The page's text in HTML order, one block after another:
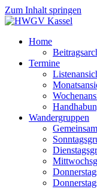
Zum Inhalt springen
Home
Termine
Wandergruppen